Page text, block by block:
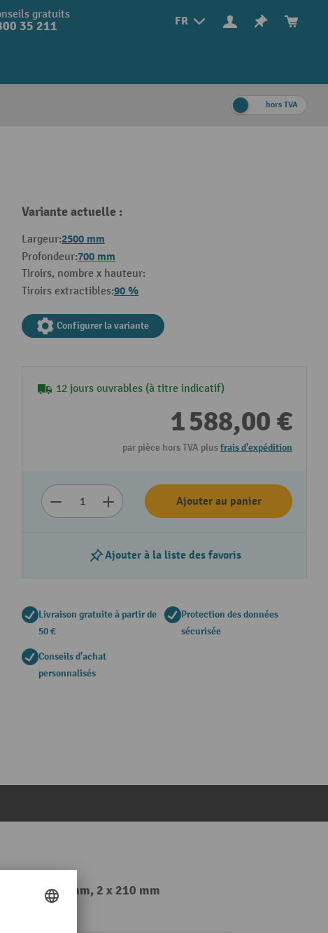
FR
gratuits
35 211
hors TVA
Variante actuelle :
Largeur:2500 mm
Profondeur:700 mm
Tiroirs, nombre x hauteur:
Tiroirs extractibles:90 %
Configurer la variante
12 jours ouvrables (à titre indicatif)
1 588,00 €
par pièce hors TVA plusfrais d'expédition
Ajouter au panier
Ajouter à la liste des favoris
Livraison gratuite à partir de
50 €
Protection des données
sécurisée
Conseils d'achat
personnalisés
% 2 x 150 mm, 2 x 210 mm